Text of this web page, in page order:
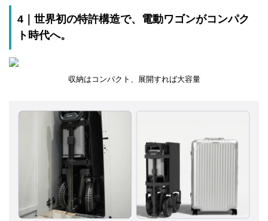
4｜世界初の特許構造で、電動ワゴンがコンパク
ト時代へ。
収納はコンパクト、展開すれば大容量